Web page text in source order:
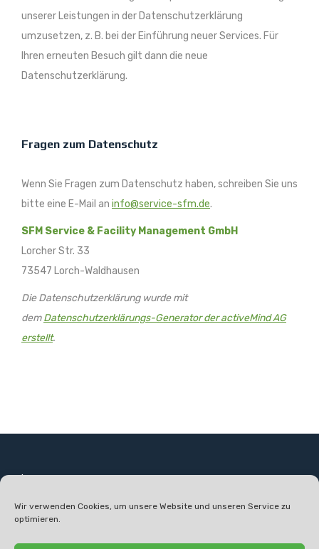
Wir verwenden Cookies, um unsere Website und unseren Service zu
optimieren.
unserer Leistungen in der Datenschutzerklärung
umzusetzen, z. B. bei der Einführung neuer Services. Für
Ihren erneuten Besuch gilt dann die neue
Datenschutzerklärung.
Fragen zum Datenschutz
Wenn Sie Fragen zum Datenschutz haben, schreiben Sie uns
bitte eine E-Mail an info@service-sfm.de.
SFM Service & Facility Management GmbH
Lorcher Str. 33
73547 Lorch-Waldhausen
Die Datenschutzerklärung wurde mit
demDatenschutzerklärungs-Generator der activeMind AG
erstellt.
Impressum
Datenschutz